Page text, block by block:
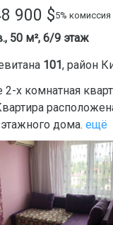
900 $5% комиссия
50 м², 6/9 этаж
101, район
х комнатная
дома. ещё